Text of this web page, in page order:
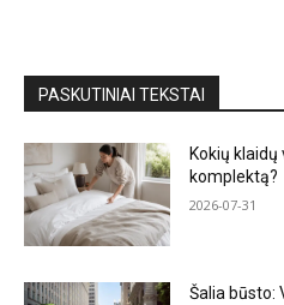
PASKUTINIAI TEKSTAI
Kokių
komplektą?
2026-07-31
Šalia būsto: